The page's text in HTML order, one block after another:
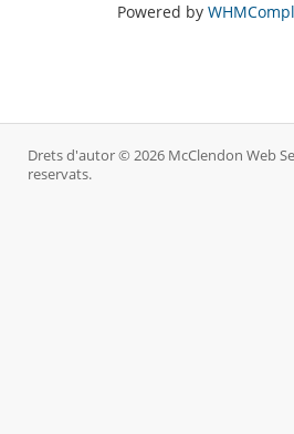
Powered by
Drets d'autor © 2026 McClendon Web
reservats.